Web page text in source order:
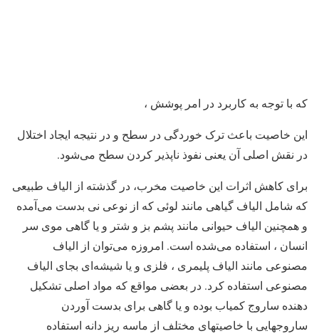
که با توجه به کاربرد در امر پوشش ،
این خاصیت باعث ترک خوردگی در سطح و در نتیجه ایجاد اختلال
در نقش اصلی آن یعنی نفوذ ناپذیر کردن سطح می‌شود.
برای کاهش اثرات این خاصیت مخرب، در گذشته از الیاف طبیعی
که شامل الیاف گیاهی مانند لوئی که از نوعی نی بدست می‌آمده
و همچنین الیاف حیوانی مانند پشم بز و شتر و یا گاهی موی سر
انسان ، استفاده می‌شده است. امروزه می‌توان از الیاف
مصنوعی مانند الیاف پلیمری ، فلزی و یا شیشه‌ای بجای الیاف
مصنوعی استفاده کرد. در بعضی مواقع که مواد اصلی تشکیل
دهنده ساروج کمیاب بوده و یا گاهی برای بدست آوردن
ساروجهایی با خاصیتهای مختلف از ماسه ریز دانه استفاده